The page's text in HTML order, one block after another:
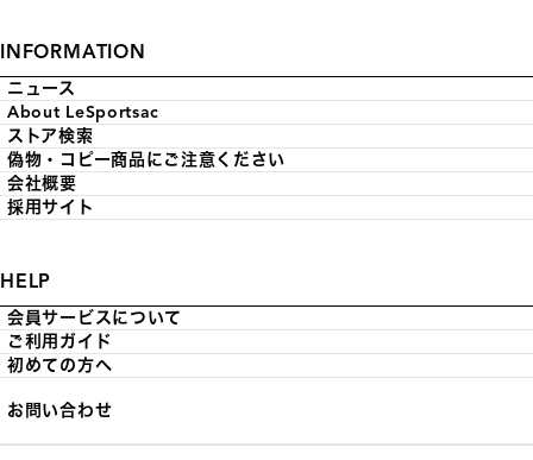
INFORMATION
ニュース
About LeSportsac
ストア検索
偽物・コピー商品にご注意ください
会社概要
採用サイト
HELP
会員サービスについて
ご利用ガイド
初めての方へ
お問い合わせ